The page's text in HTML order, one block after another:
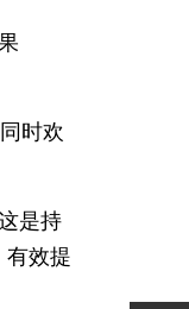
时欢
是持
有效提